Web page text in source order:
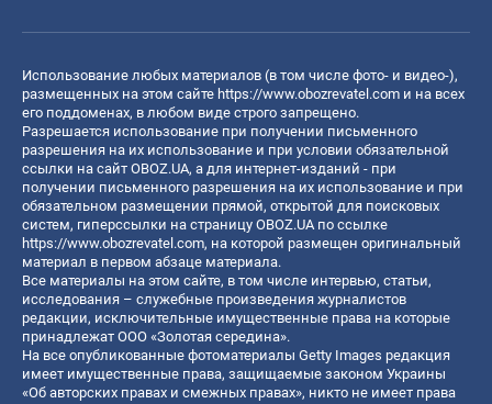
Использование любых материалов (в том числе фото- и видео-),
размещенных на этом сайте https://www.obozrevatel.com и на всех
его поддоменах, в любом виде строго запрещено.
Разрешается использование при получении письменного
разрешения на их использование и при условии обязательной
ссылки на сайт OBOZ.UA, а для интернет-изданий - при
получении письменного разрешения на их использование и при
обязательном размещении прямой, открытой для поисковых
систем, гиперссылки на страницу OBOZ.UA по ссылке
https://www.obozrevatel.com, на которой размещен оригинальный
материал в первом абзаце материала.
Все материалы на этом сайте, в том числе интервью, статьи,
исследования – служебные произведения журналистов
редакции, исключительные имущественные права на которые
принадлежат ООО «Золотая середина».
На все опубликованные фотоматериалы Getty Images редакция
имеет имущественные права, защищаемые законом Украины
«Об авторских правах и смежных правах», никто не имеет права